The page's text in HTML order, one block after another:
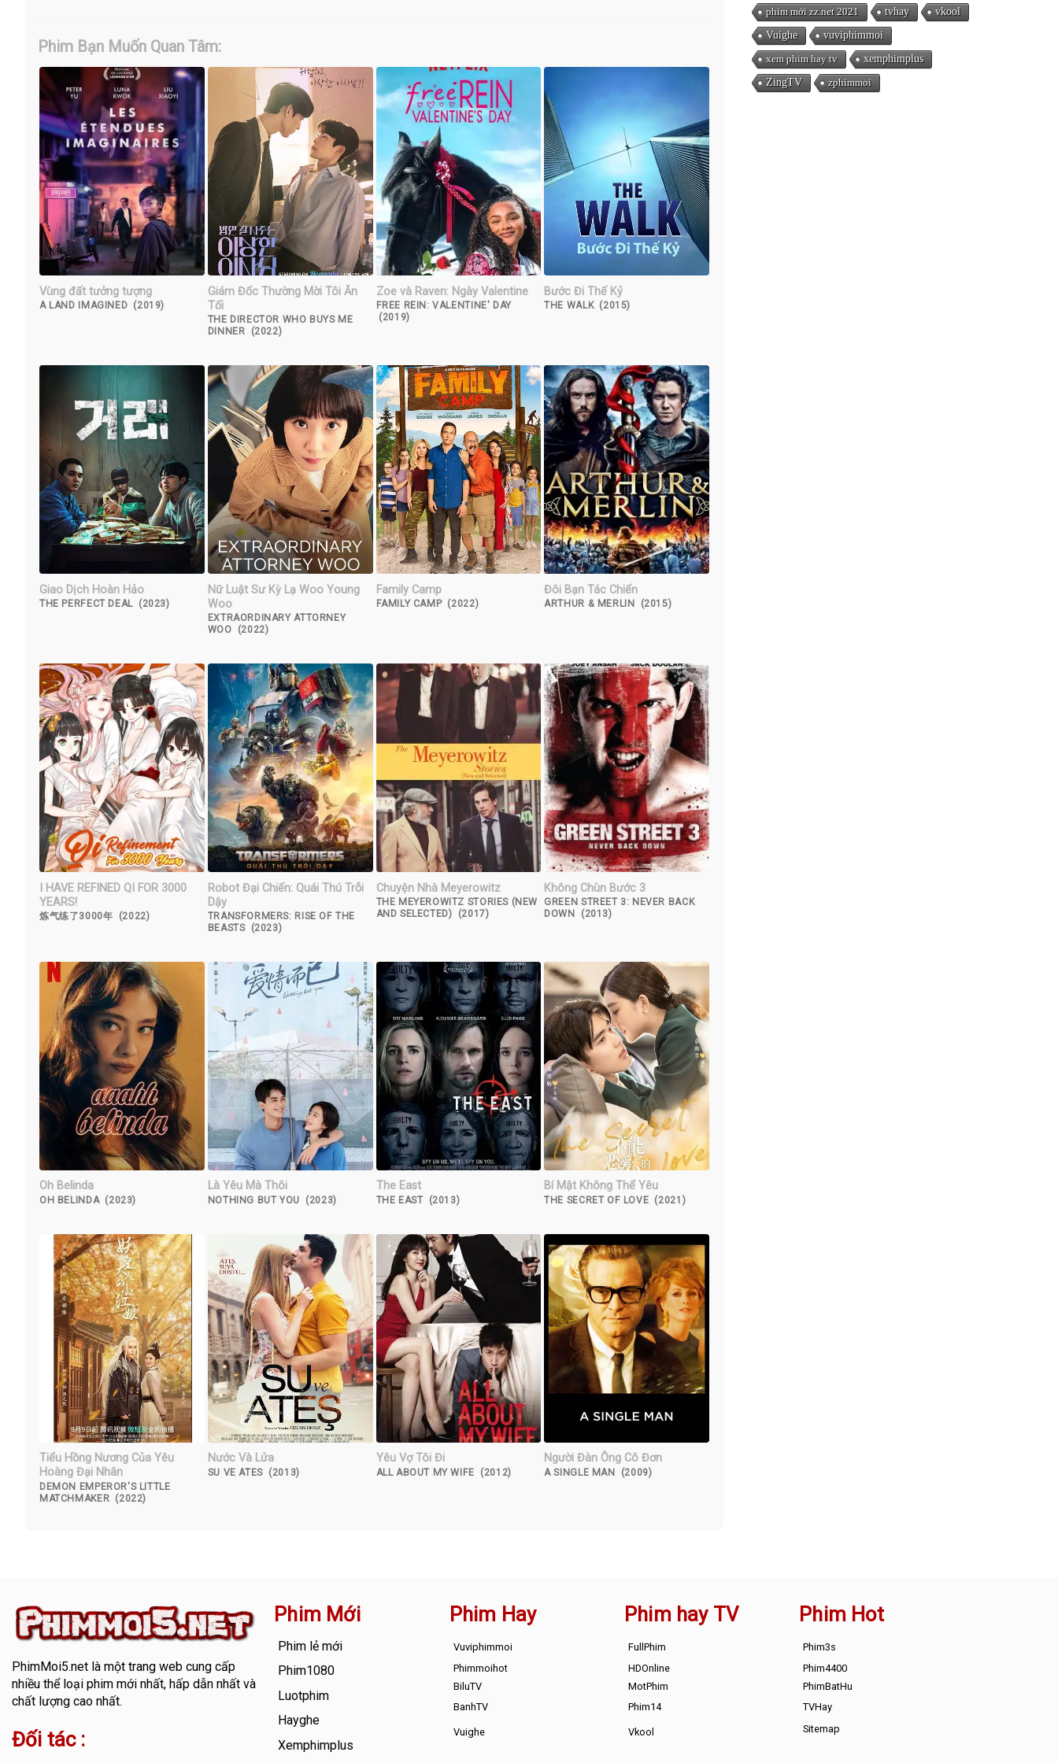
Phim Bạn Muốn Quan Tâm:
Vùng đất tưởng tượng
A LAND IMAGINED (2019)
Giám Đốc Thường Mời Tôi Ăn
Tối
THE DIRECTOR WHO BUYS ME
DINNER (2022)
Zoe và Raven: Ngày Valentine
FREE REIN: VALENTINE' DAY
(2019)
Bước Đi Thế Kỷ
THE WALK (2015)
Giao Dịch Hoàn Hảo
THE PERFECT DEAL (2023)
Nữ Luật Sư Kỳ Lạ Woo Young
Woo
EXTRAORDINARY ATTORNEY
WOO (2022)
Family Camp
FAMILY CAMP (2022)
Đôi Bạn Tác Chiến
ARTHUR & MERLIN (2015)
I HAVE REFINED QI FOR 3000
YEARS!
炼气练了3000年 (2022)
Robot Đại Chiến: Quái Thú Trỗi
Dậy
TRANSFORMERS: RISE OF THE
BEASTS (2023)
Chuyện Nhà Meyerowitz
THE MEYEROWITZ STORIES (NEW
AND SELECTED) (2017)
Không Chùn Bước 3
GREEN STREET 3: NEVER BACK
DOWN (2013)
Oh Belinda
OH BELINDA (2023)
Là Yêu Mà Thôi
NOTHING BUT YOU (2023)
The East
THE EAST (2013)
Bí Mật Không Thể Yêu
THE SECRET OF LOVE (2021)
Tiểu Hồng Nương Của Yêu
Hoàng Đại Nhân
DEMON EMPEROR'S LITTLE
MATCHMAKER (2022)
Nước Và Lửa
SU VE ATES (2013)
Yêu Vợ Tôi Đi
ALL ABOUT MY WIFE (2012)
Người Đàn Ông Cô Đơn
A SINGLE MAN (2009)
phim mới zz.net 2021 tvhay
vkool
Vuighe
vuviphimmoi
xem phim hay tv
xemphimplus
ZingTV
zphimmoi
PhimMoi5.netlà một trang web cung cấp
nhiều thể loại phim mới nhất, hấp dẫn nhất và
chất lượng cao nhất.
Đối tác :
Phim Mới
Phim lẻ mới
Phim1080
Luotphim
Hayghe
Xemphimplus
Phim Hay
Vuviphimmoi
Phimmoihot
BiluTV
BanhTV
Vuighe
Phim hay TV
FullPhim
HDOnline
MotPhim
Phim14
Vkool
Phim Hot
Phim3s
Phim4400
PhimBatHu
TVHay
Sitemap